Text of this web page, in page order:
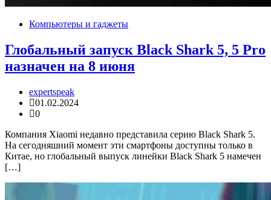
Компьютеры и гаджеты
Глобальный запуск Black Shark 5, 5 Pro
назначен на 8 июня
expertspeak
01.02.2024
0
Компания Xiaomi недавно представила серию Black Shark 5.
На сегодняшний момент эти смартфоны доступны только в
Китае, но глобальный выпуск линейки Black Shark 5 намечен
[…]